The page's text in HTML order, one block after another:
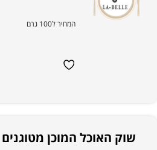
המחיר ל100 גרם
שוק האוכל המוכן מטוגנים